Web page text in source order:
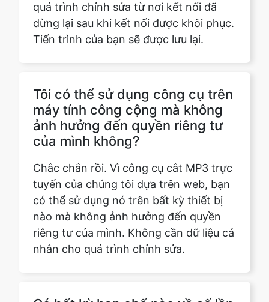
Tôi có thể sử dụng công cụ trên
của mình không?
Chắc chắn rồi. Vì công cụ cắt MP3 trực
tuyến của chúng tôi dựa trên web, bạn
có thể sử dụng nó trên bất kỳ thiết bị
nào mà không ảnh hưởng đến quyền
riêng tư của mình. Không cần dữ liệu cá
nhân cho quá trình chỉnh sửa.
Có bất kỳ hạn chế nào về số lần